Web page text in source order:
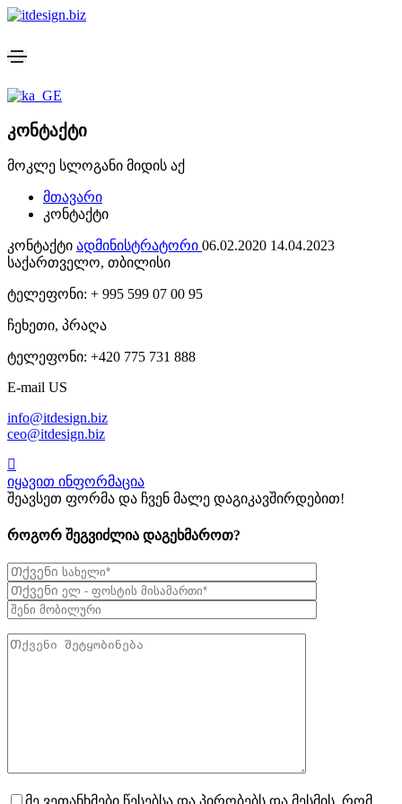
კონტაქტი
მოკლე სლოგანი მიდის აქ
მთავარი
კონტაქტი
კონტაქტი ადმინისტრატორი 06.02.2020 14.04.2023
საქართველო, თბილისი
ტელეფონი: + 995 599 07 00 95
ჩეხეთი, პრაღა
ტელეფონი: +420 775 731 888
E-mail US
info@itdesign.biz
ceo@itdesign.biz
იყავით ინფორმაცია
შეავსეთ ფორმა და ჩვენ მალე დაგიკავშირდებით!
როგორ შეგვიძლია დაგეხმაროთ?
მე ვეთანხმები წესებსა და პირობებს და მესმის, რომ